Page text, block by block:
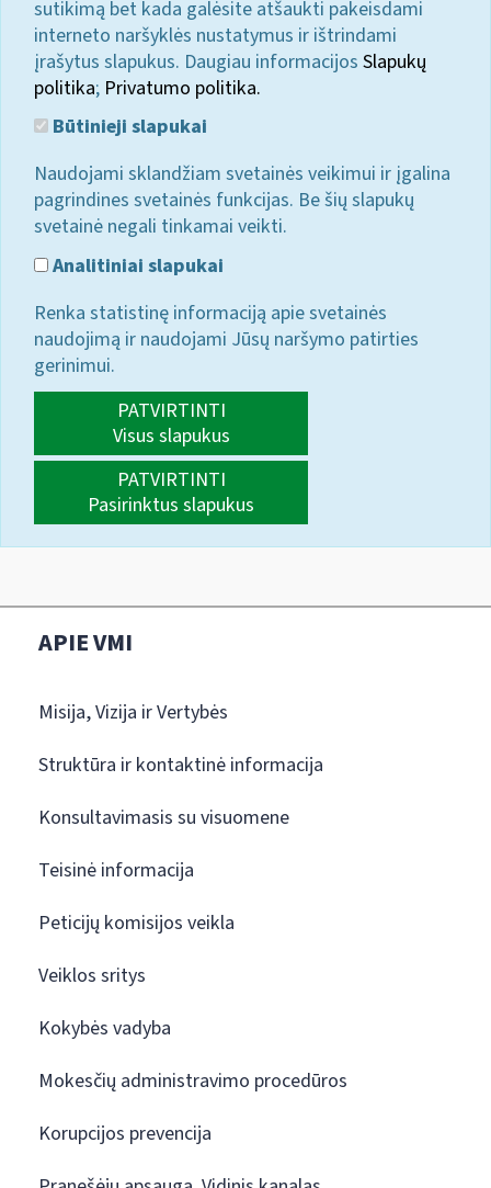
sutikimą bet kada galėsite atšaukti pakeisdami
interneto naršyklės nustatymus ir ištrindami
įrašytus slapukus. Daugiau informacijos Slapukų
politika; Privatumo politika.
Būtinieji slapukai
Naudojami sklandžiam svetainės veikimui ir įgalina
pagrindines svetainės funkcijas. Be šių slapukų
svetainė negali tinkamai veikti.
Analitiniai slapukai
Renka statistinę informaciją apie svetainės
naudojimą ir naudojami Jūsų naršymo patirties
gerinimui.
PATVIRTINTI
Visus slapukus
PATVIRTINTI
Pasirinktus slapukus
APIE VMI
Misija, Vizija ir Vertybės
Struktūra ir kontaktinė informacija
Konsultavimasis su visuomene
Teisinė informacija
Peticijų komisijos veikla
Veiklos sritys
Kokybės vadyba
Mokesčių administravimo procedūros
Korupcijos prevencija